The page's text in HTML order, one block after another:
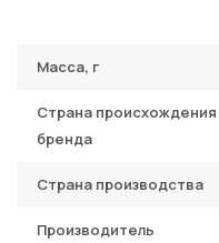
Масса, г
Страна происхождения
бренда
Страна производства
Производитель